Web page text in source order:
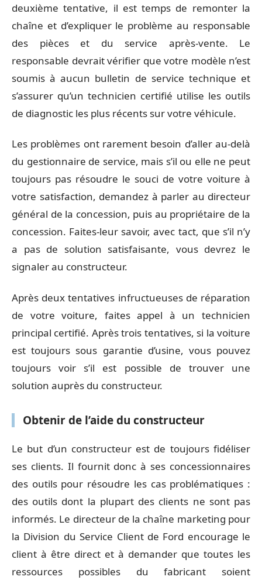
deuxième tentative, il est temps de remonter la
chaîne et d’expliquer le problème au responsable
des pièces et du service après-vente. Le
responsable devrait vérifier que votre modèle n’est
soumis à aucun bulletin de service technique et
s’assurer qu’un technicien certifié utilise les outils
de diagnostic les plus récents sur votre véhicule.
Les problèmes ont rarement besoin d’aller au-delà
du gestionnaire de service, mais s’il ou elle ne peut
toujours pas résoudre le souci de votre voiture à
votre satisfaction, demandez à parler au directeur
général de la concession, puis au propriétaire de la
concession. Faites-leur savoir, avec tact, que s’il n’y
a pas de solution satisfaisante, vous devrez le
signaler au constructeur.
Après deux tentatives infructueuses de réparation
de votre voiture, faites appel à un technicien
principal certifié. Après trois tentatives, si la voiture
est toujours sous garantie d’usine, vous pouvez
toujours voir s’il est possible de trouver une
solution auprès du constructeur.
Obtenir de l’aide du constructeur
Le but d’un constructeur est de toujours fidéliser
ses clients. Il fournit donc à ses concessionnaires
des outils pour résoudre les cas problématiques :
des outils dont la plupart des clients ne sont pas
informés. Le directeur de la chaîne marketing pour
la Division du Service Client de Ford encourage le
client à être direct et à demander que toutes les
ressources possibles du fabricant soient